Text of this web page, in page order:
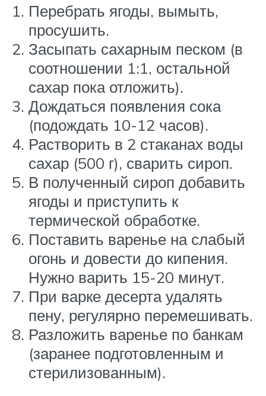
Перебрать ягоды, вымыть,
просушить.
Засыпать сахарным песком (в
соотношении 1:1, остальной
сахар пока отложить).
Дождаться появления сока
(подождать 10-12 часов).
Растворить в 2 стаканах воды
сахар (500 г), сварить сироп.
В полученный сироп добавить
ягоды и приступить к
термической обработке.
Поставить варенье на слабый
огонь и довести до кипения.
Нужно варить 15-20 минут.
При варке десерта удалять
пену, регулярно перемешивать.
Разложить варенье по банкам
(заранее подготовленным и
стерилизованным).